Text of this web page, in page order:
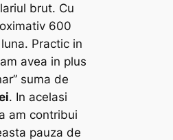
brut. Cu
600
Practic in
avea in plus
suma de
. In acelasi
am contribui
pauza de